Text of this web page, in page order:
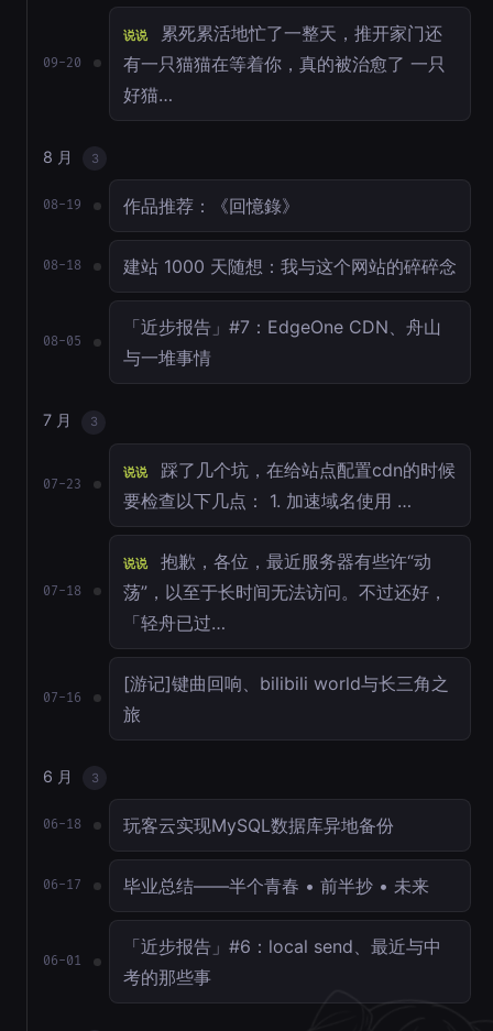
09-20
说说
累死累活地忙了一整天，推开家门还
有一只猫猫在等着你，真的被治愈了 一只
好猫…
8 月 3
08-19 作品推荐：《回憶錄》
08-18 建站 1000 天随想：我与这个网站的碎碎念
08-05
「近步报告」#7：EdgeOne CDN、舟山
与一堆事情
7 月 3
07-23
说说
踩了几个坑，在给站点配置cdn的时候
要检查以下几点： 1. 加速域名使用 …
07-18
说说
抱歉，各位，最近服务器有些许“动
荡”，以至于长时间无法访问。不过还好，
「轻舟已过…
07-16
[游记]键曲回响、bilibili world与长三角之
旅
6 月 3
06-18 玩客云实现MySQL数据库异地备份
06-17 毕业总结——半个青春 • 前半抄 • 未来
06-01
「近步报告」#6：local send、最近与中
考的那些事